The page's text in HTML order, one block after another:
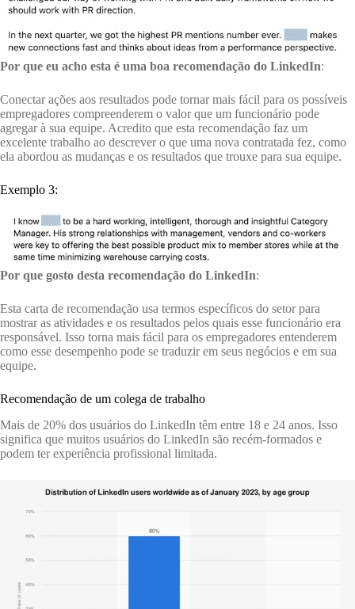
Por que eu acho esta é uma boa recomendação do LinkedIn:
Conectar ações aos resultados pode tornar mais fácil para os possíveis
empregadores compreenderem o valor que um funcionário pode
agregar à sua equipe. Acredito que esta recomendação faz um
excelente trabalho ao descrever o que uma nova contratada fez, como
ela abordou as mudanças e os resultados que trouxe para sua equipe.
Exemplo 3:
Por que gosto desta recomendação do LinkedIn:
Esta carta de recomendação usa termos específicos do setor para
mostrar as atividades e os resultados pelos quais esse funcionário era
responsável. Isso torna mais fácil para os empregadores entenderem
como esse desempenho pode se traduzir em seus negócios e em sua
equipe.
Recomendação de um colega de trabalho
Mais de 20% dos usuários do LinkedIn têm entre 18 e 24 anos. Isso
significa que muitos usuários do LinkedIn são recém-formados e
podem ter experiência profissional limitada.